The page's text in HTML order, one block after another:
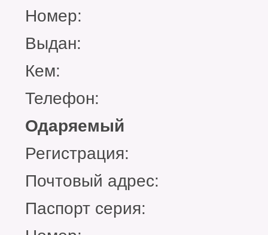
Номер:
Выдан:
Кем:
Телефон:
Одаряемый
Регистрация:
Почтовый адрес:
Паспорт серия: